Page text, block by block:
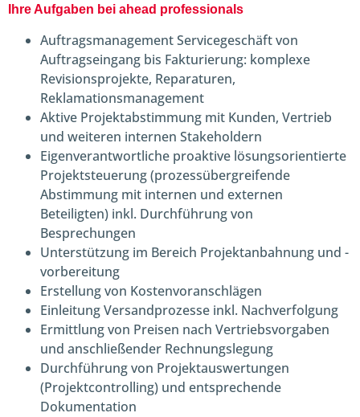
Ihre Aufgaben bei ahead professionals
Auftragsmanagement Servicegeschäft von
Auftragseingang bis Fakturierung: komplexe
Revisionsprojekte, Reparaturen,
Reklamationsmanagement
Aktive Projektabstimmung mit Kunden, Vertrieb
und weiteren internen Stakeholdern
Eigenverantwortliche proaktive lösungsorientierte
Projektsteuerung (prozessübergreifende
Abstimmung mit internen und externen
Beteiligten) inkl. Durchführung von
Besprechungen
Unterstützung im Bereich Projektanbahnung und -
vorbereitung
Erstellung von Kostenvoranschlägen
Einleitung Versandprozesse inkl. Nachverfolgung
Ermittlung von Preisen nach Vertriebsvorgaben
und anschließender Rechnungslegung
Durchführung von Projektauswertungen
(Projektcontrolling) und entsprechende
Dokumentation